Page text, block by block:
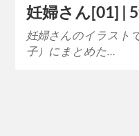
妊婦さん[01] |
妊婦さんのイラスト
子）にまとめた…